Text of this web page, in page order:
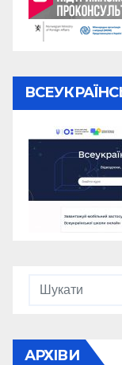
АРХІВИ